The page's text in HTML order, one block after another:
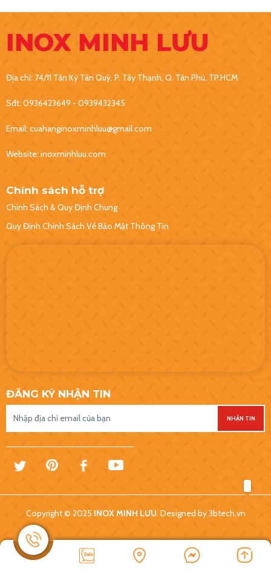
INOX MINH LƯU
Địa chỉ: 74/11 Tân Kỳ Tân Quý, P. Tây Thạnh, Q. Tân Phú, TP.HCM
Sđt: 0936423649 - 0939432345
Email: cuahanginoxminhluu@gmail.com
Website: inoxminhluu.com
Chính sách hỗ trợ
Chính Sách & Quy Định Chung
Quy Định Chính Sách Về Bảo Mật Thông Tin
ĐĂNG KÝ NHẬN TIN
NHẬN TIN
Copyright © 2025 INOX MINH LƯU. Designed by3btech.vn